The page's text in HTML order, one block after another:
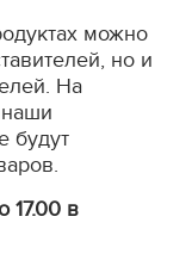
можно
но и
На
наши
будут
17.00 в